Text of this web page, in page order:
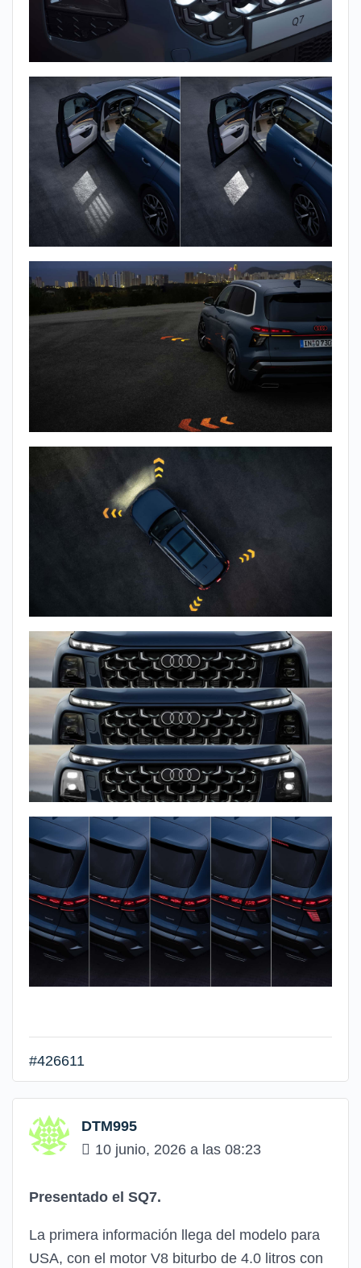
#426611
DTM995
10 junio, 2026 a las 08:23
Presentado el SQ7.
La primera información llega del modelo para
USA, con el motor V8 biturbo de 4.0 litros con